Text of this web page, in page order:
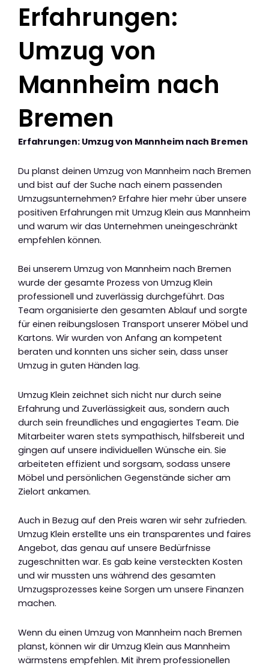
Erfahrungen:
Umzug von
Mannheim nach
Bremen
Erfahrungen: Umzug von Mannheim nach Bremen
Du planst deinen Umzug von Mannheim nach Bremen
und bist auf der Suche nach einem passenden
Umzugsunternehmen? Erfahre hier mehr über unsere
positiven Erfahrungen mit Umzug Klein aus Mannheim
und warum wir das Unternehmen uneingeschränkt
empfehlen können.
Bei unserem Umzug von Mannheim nach Bremen
wurde der gesamte Prozess von Umzug Klein
professionell und zuverlässig durchgeführt. Das
Team organisierte den gesamten Ablauf und sorgte
für einen reibungslosen Transport unserer Möbel und
Kartons. Wir wurden von Anfang an kompetent
beraten und konnten uns sicher sein, dass unser
Umzug in guten Händen lag.
Umzug Klein zeichnet sich nicht nur durch seine
Erfahrung und Zuverlässigkeit aus, sondern auch
durch sein freundliches und engagiertes Team. Die
Mitarbeiter waren stets sympathisch, hilfsbereit und
gingen auf unsere individuellen Wünsche ein. Sie
arbeiteten effizient und sorgsam, sodass unsere
Möbel und persönlichen Gegenstände sicher am
Zielort ankamen.
Auch in Bezug auf den Preis waren wir sehr zufrieden.
Umzug Klein erstellte uns ein transparentes und faires
Angebot, das genau auf unsere Bedürfnisse
zugeschnitten war. Es gab keine versteckten Kosten
und wir mussten uns während des gesamten
Umzugsprozesses keine Sorgen um unsere Finanzen
machen.
Wenn du einen Umzug von Mannheim nach Bremen
planst, können wir dir Umzug Klein aus Mannheim
wärmstens empfehlen. Mit ihrem professionellen